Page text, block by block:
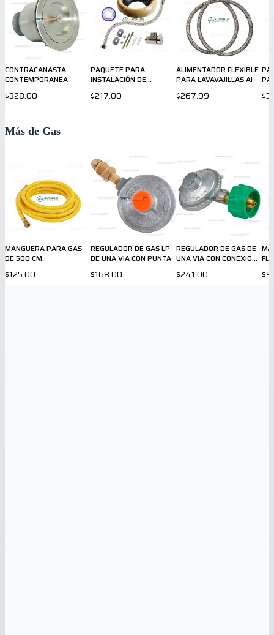
CONTRACANASTA
CONTEMPORANEA
$328.00
PAQUETE PARA
INSTALACIÓN DE
$217.00
ALIMENTADOR FLEXIBLE
PARA LAVAVAJILLAS AI
$267.99
Más de Gas
MANGUERA PARA GAS
DE 500 CM.
$125.00
REGULADOR DE GAS LP
DE UNA VIA CON PUNTA
$168.00
REGULADOR DE GAS DE
UNA VIA CON CONEXIÓN
$241.00